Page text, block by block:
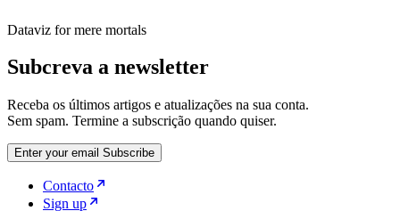
Dataviz for mere mortals
Subcreva a newsletter
Receba os últimos artigos e atualizações na sua conta.
Sem spam. Termine a subscrição quando quiser.
Enter your email Subscribe
Contacto
Sign up